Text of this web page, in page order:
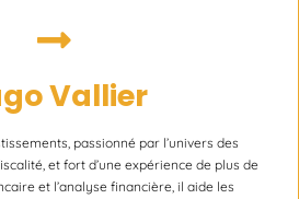
Vallier
passionné par l’univers des
et fort d’une expérience de plus de
et l’analyse financière, il aide les